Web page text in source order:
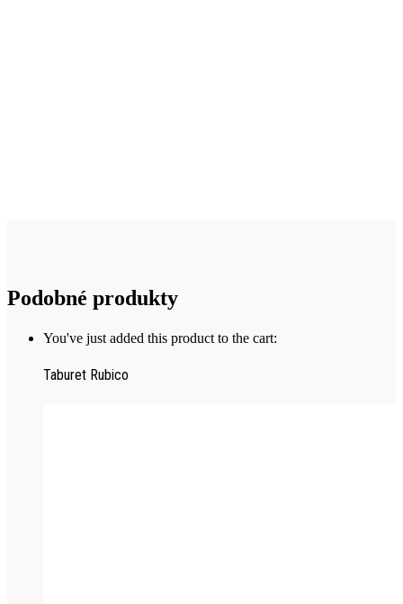
Podobné produkty
You've just added this product to the cart:
Taburet Rubico